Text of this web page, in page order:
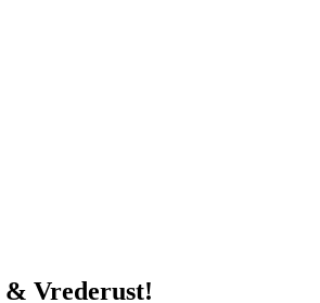
& Vrederust!